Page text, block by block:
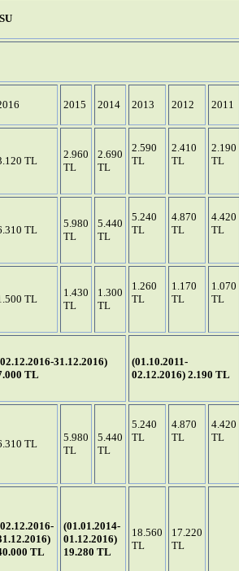
2015 2014 2013 2012 2011
TL
2.960
TL
2.690
TL
2.590
TL
2.410
TL
2.190
TL
TL
5.980
TL
5.440
TL
5.240
TL
4.870
TL
4.420
TL
TL
1.430
TL
1.300
TL
1.260
TL
1.170
TL
1.070
TL
31.12.2016)
TL
(01.10.2011-
02.12.2016) 2.190 TL
TL
5.980
TL
5.440
TL
5.240
TL
4.870
TL
4.420
TL
TL
(01.01.2014-
01.12.2016)
19.280 TL
18.560
TL
17.220
TL